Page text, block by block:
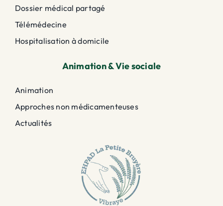
Dossier médical partagé
Télémédecine
Hospitalisation à domicile
Animation & Vie sociale
Animation
Approches non médicamenteuses
Actualités